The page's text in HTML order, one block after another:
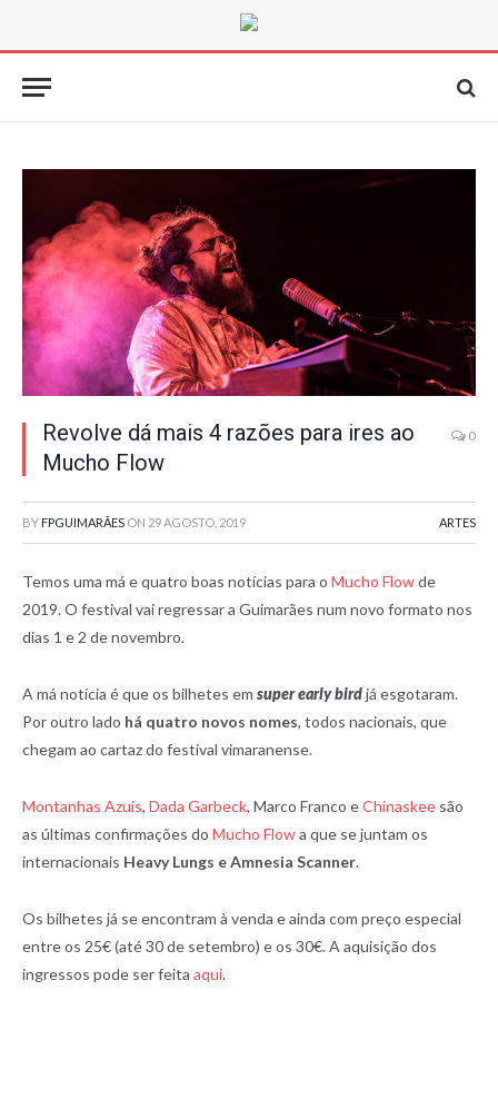
Revolve dá mais 4 razões para ires ao
Mucho Flow
0
BY FPGUIMARÃES ON 29 AGOSTO, 2019 ARTES
Temos uma má e quatro boas notícias para o Mucho Flowde
2019. O festival vai regressar a Guimarães num novo formato nos
dias 1 e 2 de novembro.
A má notícia é que os bilhetes em super early birdjá esgotaram.
Por outro lado há quatro novos nomes, todos nacionais, que
chegam ao cartaz do festival vimaranense.
Montanhas Azuis, Dada Garbeck, Marco Franco eChinaskee são
as últimas confirmações do Mucho Flowa que se juntam os
internacionais Heavy Lungs e Amnesia Scanner.
Os bilhetes já se encontram à venda e ainda com preço especial
entre os 25€ (até 30 de setembro) e os 30€. A aquisição dos
ingressos pode ser feita aqui.